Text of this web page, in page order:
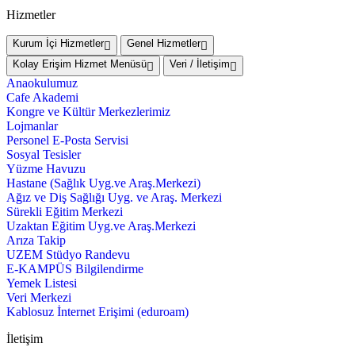
Hizmetler
Kurum İçi Hizmetler
Genel Hizmetler
Kolay Erişim Hizmet Menüsü
Veri / İletişim
Anaokulumuz
Cafe Akademi
Kongre ve Kültür Merkezlerimiz
Lojmanlar
Personel E-Posta Servisi
Sosyal Tesisler
Yüzme Havuzu
Hastane (Sağlık Uyg.ve Araş.Merkezi)
Ağız ve Diş Sağlığı Uyg. ve Araş. Merkezi
Sürekli Eğitim Merkezi
Uzaktan Eğitim Uyg.ve Araş.Merkezi
Arıza Takip
UZEM Stüdyo Randevu
E-KAMPÜS Bilgilendirme
Yemek Listesi
Veri Merkezi
Kablosuz İnternet Erişimi (eduroam)
İletişim